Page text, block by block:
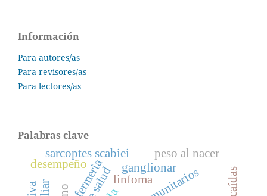
Información
Para autores/as
Para revisores/as
Para lectores/as
Palabras clave
enfermerìa
sarcoptes scabiei
desempeño
linfoma
ganglionar
peso al nacer
caídas